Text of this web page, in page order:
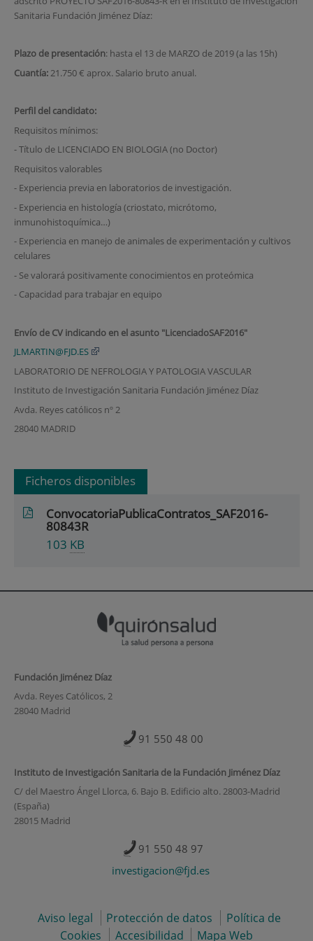
Sanitaria Fundación Jiménez Díaz:
Plazo de presentación: hasta el 13 de MARZO de 2019 (a las 15h)
Cuantía:21.750 € aprox. Salario bruto anual.
Perfil del candidato:
Requisitos mínimos:
- Título de LICENCIADO EN BIOLOGIA (no Doctor)
Requisitos valorables
- Experiencia previa en laboratorios de investigación.
- Experiencia en histología (criostato, micrótomo,
inmunohistoquímica…)
- Experiencia en manejo de animales de experimentación y cultivos
celulares
- Se valorará positivamente conocimientos en proteómica
- Capacidad para trabajar en equipo
Envío de CV indicando en el asunto "LicenciadoSAF2016"
JLMARTIN@FJD.ES
LABORATORIO DE NEFROLOGIA Y PATOLOGIA VASCULAR
Instituto de Investigación Sanitaria Fundación Jiménez Díaz
Avda. Reyes católicos nº 2
28040 MADRID
Ficheros disponibles
ConvocatoriaPublicaContratos_SAF2016-
80843R
103 KB
Fundación Jiménez Díaz
Avda. Reyes Católicos, 2
28040 Madrid
91 550 48 00
Instituto de Investigación Sanitaria de la Fundación Jiménez Díaz
C/ del Maestro Ángel Llorca, 6. Bajo B. Edificio alto. 28003-Madrid
(España)
28015 Madrid
91 550 48 97
investigacion@fjd.es
Aviso legal Protección de datos
Política de
Cookies
Accesibilidad Mapa Web